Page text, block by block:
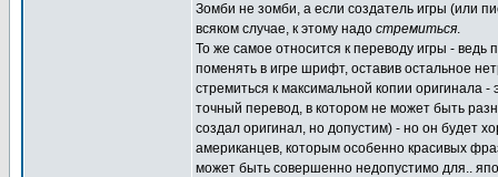
Зомби не зомби, а если создатель игры (или
всяком случае, к этому надо стремиться.
То же самое относится к переводу игры -
поменять в игре шрифт, оставив остальное
стремиться к максимальной копии оригинала
точный перевод, в котором не может быть
создал оригинал, но допустим) - но он будет
американцев, которым особенно красивых
может быть совершенно недопустимо для..